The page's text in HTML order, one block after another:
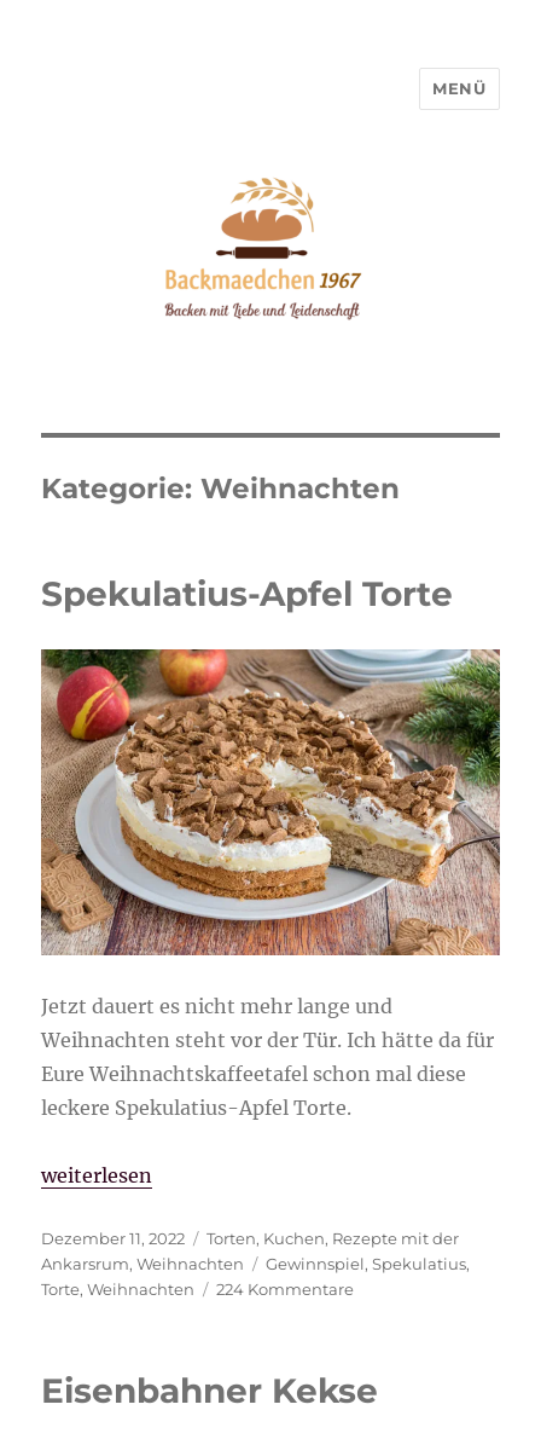
MENÜ
Kategorie:Weihnachten
Spekulatius-Apfel Torte
Jetzt dauert es nicht mehr lange und
Weihnachten steht vor der Tür. Ich hätte da für
Eure Weihnachtskaffeetafel schon mal diese
leckere Spekulatius-Apfel Torte.
„Spekulatius-Apfel Torte“
weiterlesen
Veröffentlicht
am
Dezember 11, 2022 Kategorien
Torten, Kuchen, Rezepte mit der
Ankarsrum,Weihnachten Schlagwörter
Gewinnspiel,Spekulatius,
Torte,Weihnachten 224 Kommentarezu
Eisenbahner Kekse